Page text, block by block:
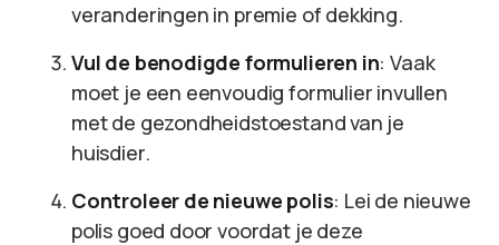
veranderingen in premie of dekking.
Vul de benodigde formulieren in: Vaak
moet je een eenvoudig formulier invullen
met de gezondheidstoestand van je
huisdier.
Controleer de nieuwe polis: Lei de nieuwe
polis goed door voordat je deze